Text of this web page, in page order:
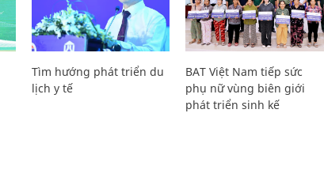
Tìm hướng phát triển du
lịch y tế
BAT Việt Nam tiếp sức
phụ nữ vùng biên giới
phát triển sinh kế